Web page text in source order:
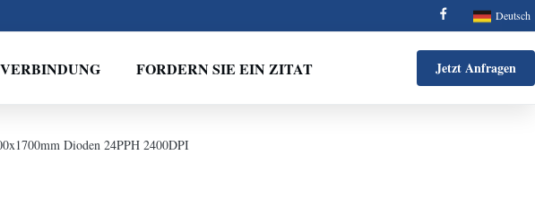
Deutsch
FORDERN SIE EIN ZITAT Jetzt Anfragen
Dioden 24PPH 2400DPI